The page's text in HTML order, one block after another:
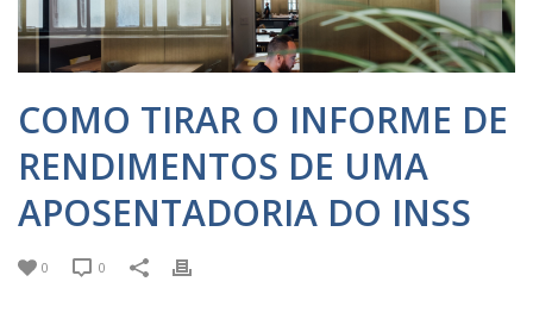
COMO TIRAR O INFORME DE
RENDIMENTOS DE UMA
APOSENTADORIA DO INSS
0 0